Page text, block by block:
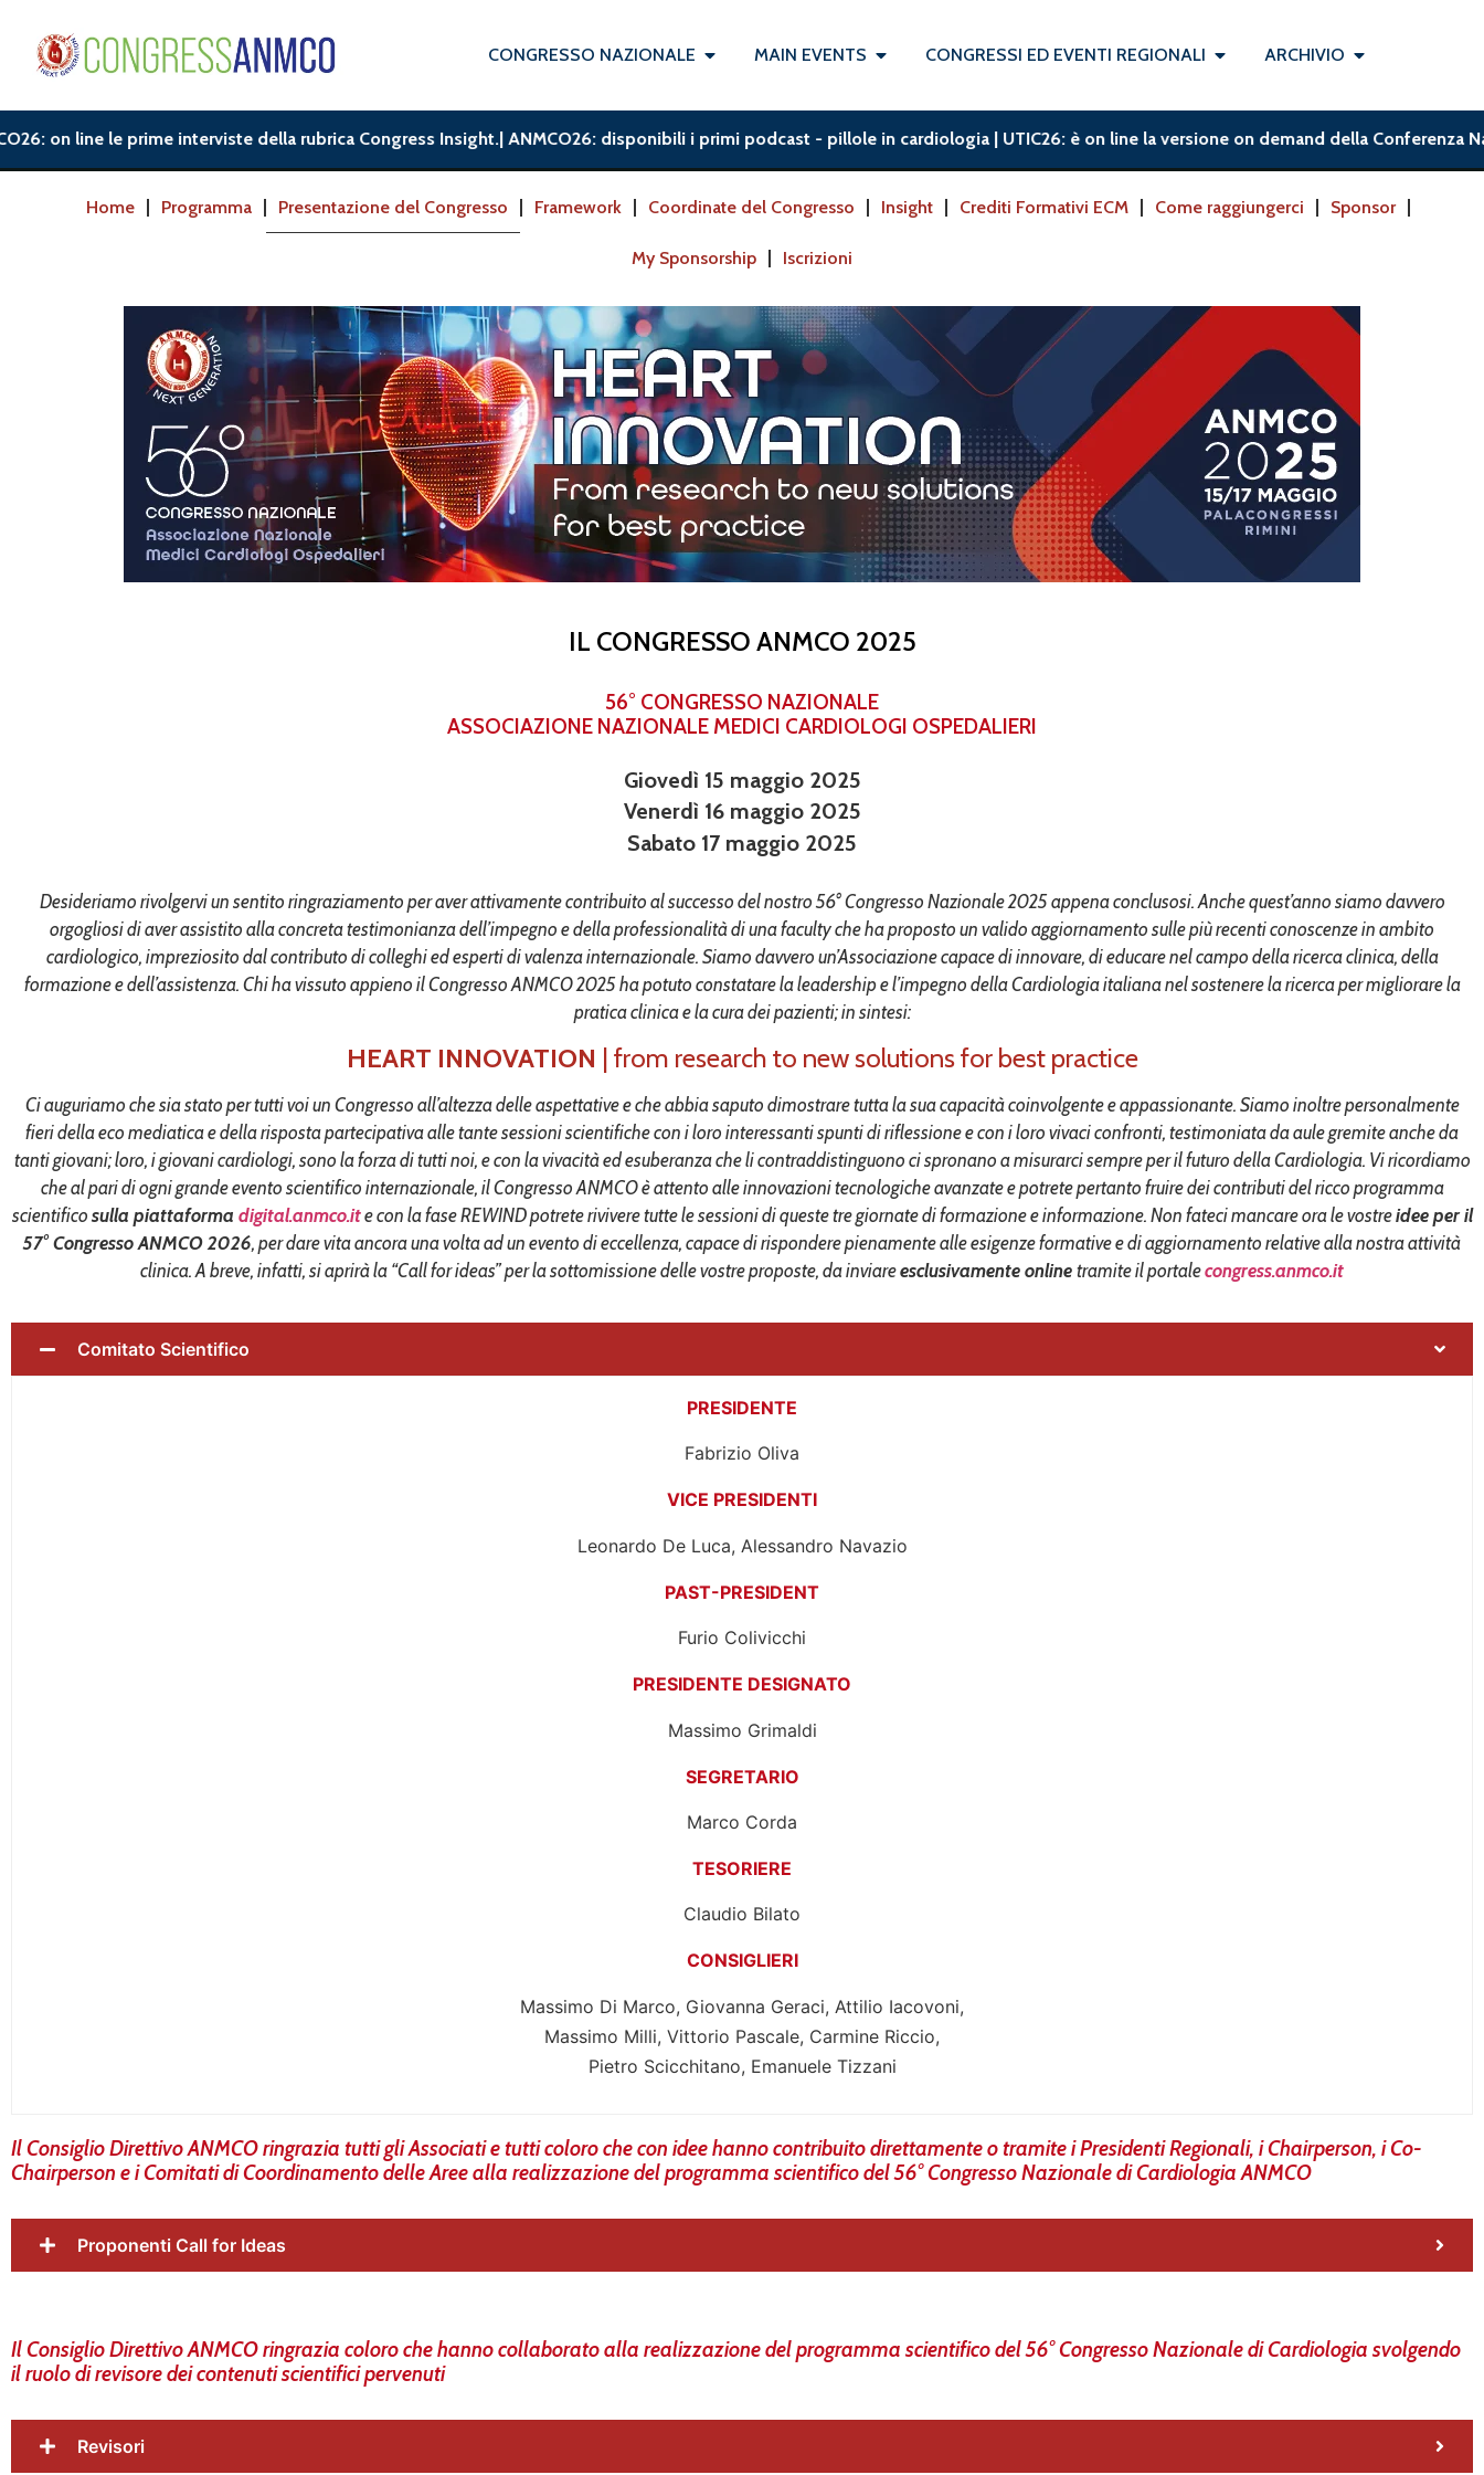
CONGRESSO NAZIONALE MAIN EVENTS CONGRESSI ED EVENTI REGIONALI ARCHIVIO
on line le prime interviste della rubrica Congress Insight.| ANMCO26: disponibili i primi podcast - pillole in cardiologia | UTIC26: è on line la versione on demand della Conferenza
Home Programma Presentazione del Congresso Framework Coordinate del Congresso Insight Crediti Formativi ECM Come raggiungerci Sponsor
My Sponsorship Iscrizioni
IL CONGRESSO ANMCO 2025
56° CONGRESSO NAZIONALE
ASSOCIAZIONE NAZIONALE MEDICI CARDIOLOGI OSPEDALIERI
Giovedì 15 maggio 2025
Venerdì 16 maggio 2025
Sabato 17 maggio 2025
Desideriamo rivolgervi un sentito ringraziamento per aver attivamente contribuito al successo del nostro 56° Congresso Nazionale 2025 appena conclusosi. Anche quest’anno siamo davvero
orgogliosi di aver assistito alla concreta testimonianza dell’impegno e della professionalità di una faculty che ha proposto un valido aggiornamento sulle più recenti conoscenze in ambito
cardiologico, impreziosito dal contributo di colleghi ed esperti di valenza internazionale. Siamo davvero un’Associazione capace di innovare, di educare nel campo della ricerca clinica, della
formazione e dell’assistenza. Chi ha vissuto appieno il Congresso ANMCO 2025 ha potuto constatare la leadership e l’impegno della Cardiologia italiana nel sostenere la ricerca per migliorare la
pratica clinica e la cura dei pazienti; in sintesi:
HEART INNOVATION | from research to new solutions for best practice
Ci auguriamo che sia stato per tutti voi un Congresso all’altezza delle aspettative e che abbia saputo dimostrare tutta la sua capacità coinvolgente e appassionante. Siamo inoltre personalmente
fieri della eco mediatica e della risposta partecipativa alle tante sessioni scientifiche con i loro interessanti spunti di riflessione e con i loro vivaci confronti, testimoniata da aule gremite anche da
tanti giovani; loro, i giovani cardiologi, sono la forza di tutti noi, e con la vivacità ed esuberanza che li contraddistinguono ci spronano a misurarci sempre per il futuro della Cardiologia. Vi ricordiamo
che al pari di ogni grande evento scientifico internazionale, il Congresso ANMCO è attento alle innovazioni tecnologiche avanzate e potrete pertanto fruire dei contributi del ricco programma
scientifico sulla piattaforma digital.anmco.ite con la fase REWIND potrete rivivere tutte le sessioni di queste tre giornate di formazione e informazione. Non fateci mancare ora le vostreidee per il
57° Congresso ANMCO 2026, per dare vita ancora una volta ad un evento di eccellenza, capace di rispondere pienamente alle esigenze formative e di aggiornamento relative alla nostra attività
clinica. A breve, infatti, si aprirà la “Call for ideas” per la sottomissione delle vostre proposte, da inviareesclusivamente online tramite il portalecongress.anmco.it
Comitato Scientifico
PRESIDENTE
Fabrizio Oliva
VICE PRESIDENTI
Leonardo De Luca, Alessandro Navazio
PAST-PRESIDENT
Furio Colivicchi
PRESIDENTE DESIGNATO
Massimo Grimaldi
SEGRETARIO
Marco Corda
TESORIERE
Claudio Bilato
CONSIGLIERI
Massimo Di Marco, Giovanna Geraci, Attilio Iacovoni,
Massimo Milli, Vittorio Pascale, Carmine Riccio,
Pietro Scicchitano, Emanuele Tizzani
Il Consiglio Direttivo ANMCO ringrazia tutti gli Associati e tutti coloro che con idee hanno contribuito direttamente o tramite i Presidenti Regionali, i Chairperson, i Co-
Chairperson e i Comitati di Coordinamento delle Aree alla realizzazione del programma scientifico del 56° Congresso Nazionale di Cardiologia ANMCO
Proponenti Call for Ideas
Il Consiglio Direttivo ANMCO ringrazia coloro che hanno collaborato alla realizzazione del programma scientifico del 56° Congresso Nazionale di Cardiologia svolgendo
il ruolo di revisore dei contenuti scientifici pervenuti
Revisori